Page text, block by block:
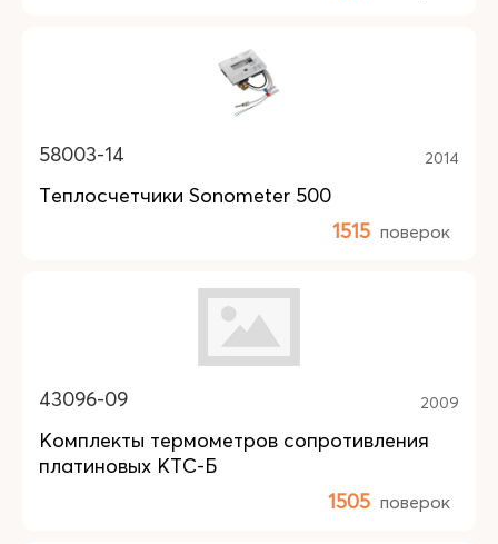
58003-14 2014
Теплосчетчики Sonometer 500
1515 поверок
43096-09 2009
Комплекты термометров сопротивления
платиновых КТС-Б
1505 поверок